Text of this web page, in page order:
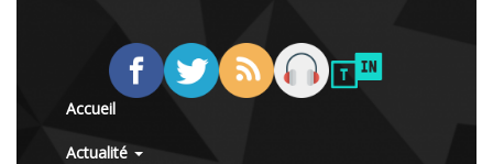
Accueil
Actualité